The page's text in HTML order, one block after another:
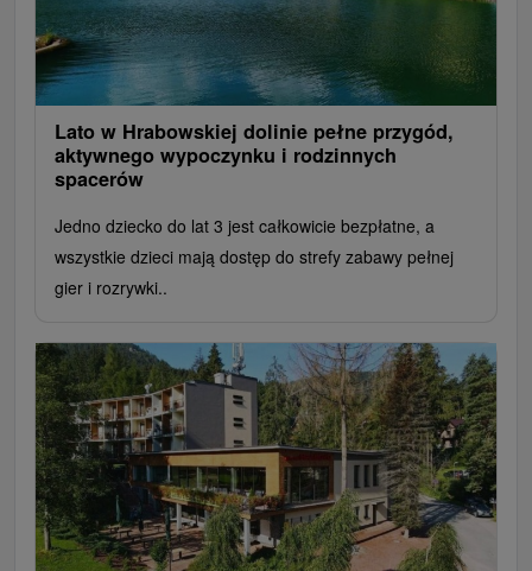
Lato w Hrabowskiej dolinie pełne przygód,
aktywnego wypoczynku i rodzinnych
spacerów
Jedno dziecko do lat 3 jest całkowicie bezpłatne, a
wszystkie dzieci mają dostęp do strefy zabawy pełnej
gier i rozrywki..